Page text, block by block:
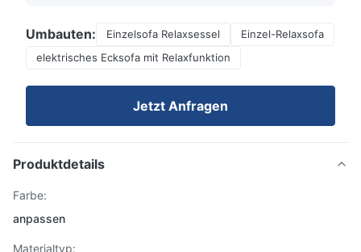
Umbauten: Einzelsofa Relaxsessel
Einzel-Relaxsofa
elektrisches Ecksofa mit Relaxfunktion
Jetzt Anfragen
Produktdetails
Farbe:
anpassen
Materialtyp: